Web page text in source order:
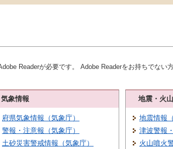
Readerが必要です。
Adobe Readerをお持ちでない
気象情報
府県気象情報（気象庁）
警報・注意報（気象庁）
土砂災害警戒情報（気象庁）
地震・火
地震情報
津波警報
火山噴火